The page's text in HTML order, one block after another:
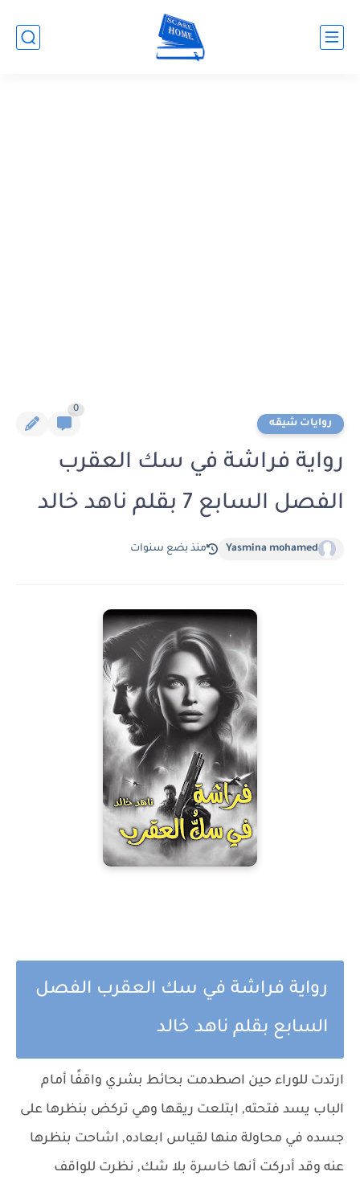
روايات شيقه
0
رواية فراشة في سك العقرب
الفصل السابع 7 بقلم ناهد خالد
Yasmina mohamed منذ بضع سنوات
رواية فراشة في سك العقرب الفصل
السابع بقلم ناهد خالد
ارتدت للوراء حين اصطدمت بحائط بشري واقفًا أمام
الباب يسد فتحته, ابتلعت ريقها وهي تركض بنظرها على
جسده في محاولة منها لقياس ابعاده, اشاحت بنظرها
عنه وقد أدركت أنها خاسرة بلا شك, نظرت للواقف